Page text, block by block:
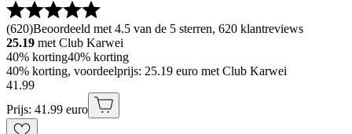
(620)Beoordeeld met 4.5 van de 5 sterren, 620 klantreviews
25.19 met Club Karwei
40% korting40% korting
40% korting, voordeelprijs: 25.19 euro met Club Karwei
41 .99
Prijs: 41.99 euro